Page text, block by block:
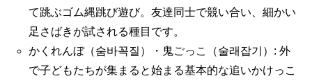
て跳ぶゴム縄跳び遊び。友達同士で競い合い、細かい
足さばきが試される種目です。
かくれんぼ（숨바꼭질）・鬼ごっこ（술래잡기）: 外
で子どもたちが集まると始まる基本的な追いかけっこ